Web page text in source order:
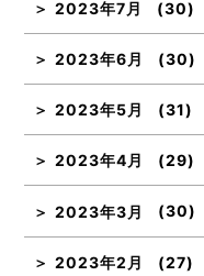
2023年7月 (30)
2023年6月 (30)
2023年5月 (31)
2023年4月 (29)
2023年3月 (30)
2023年2月 (27)